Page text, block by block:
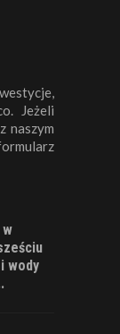
Jeżeli
naszym
wody